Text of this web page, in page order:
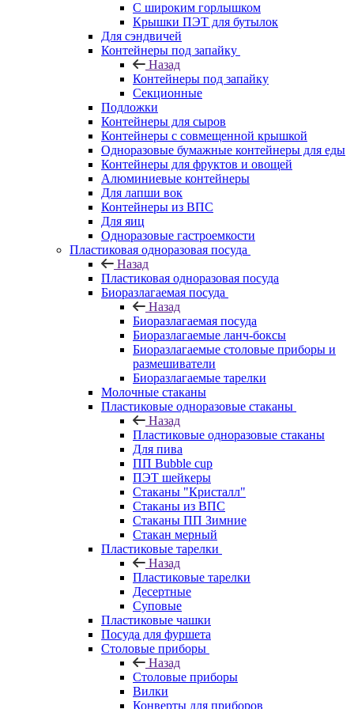
С широким горлышком
Крышки ПЭТ для бутылок
Для сэндвичей
Контейнеры под запайку
Назад
Контейнеры под запайку
Секционные
Подложки
Контейнеры для сыров
Контейнеры с совмещенной крышкой
Одноразовые бумажные контейнеры для еды
Контейнеры для фруктов и овощей
Алюминиевые контейнеры
Для лапши вок
Контейнеры из ВПС
Для яиц
Одноразовые гастроемкости
Пластиковая одноразовая посуда
Назад
Пластиковая одноразовая посуда
Биоразлагаемая посуда
Назад
Биоразлагаемая посуда
Биоразлагаемые ланч-боксы
Биоразлагаемые столовые приборы и
размешиватели
Биоразлагаемые тарелки
Молочные стаканы
Пластиковые одноразовые стаканы
Назад
Пластиковые одноразовые стаканы
Для пива
ПП Bubble cup
ПЭТ шейкеры
Стаканы "Кристалл"
Стаканы из ВПС
Стаканы ПП Зимние
Стакан мерный
Пластиковые тарелки
Назад
Пластиковые тарелки
Десертные
Суповые
Пластиковые чашки
Посуда для фуршета
Столовые приборы
Назад
Столовые приборы
Вилки
Конверты для приборов